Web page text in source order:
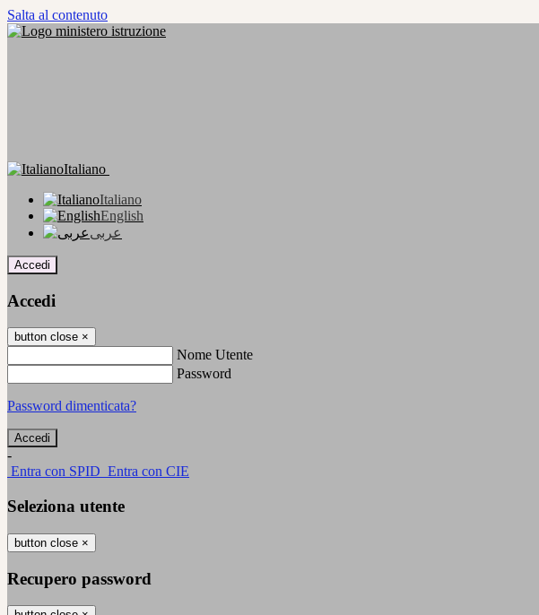
Salta al contenuto
Italiano
Italiano
English
عربى
Accedi
Accedi
button close ×
Nome Utente
Password
Password dimenticata?
-
Entra con SPID Entra con CIE
Seleziona utente
button close ×
Recupero password